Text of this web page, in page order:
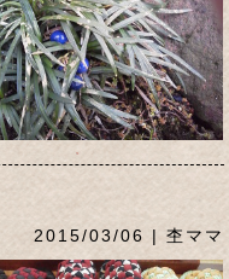
2015/03/06 | 杢ママ